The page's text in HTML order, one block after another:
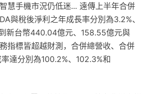
慧手機市況仍低迷... 遠傳上半年合併
與稅後淨利之年成長率分別為3.2%、
新台幣440.04億元、158.55億元與
指標皆超越財測，合併總營收、合併
達分別為100.2%、102.3%和